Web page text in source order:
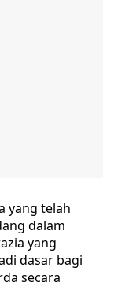
yang telah
dalam
yang
dasar bagi
secara